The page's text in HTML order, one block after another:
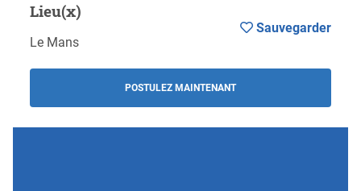
Lieu(x)
Le Mans
POSTULEZ MAINTENANT
Sauvegarder